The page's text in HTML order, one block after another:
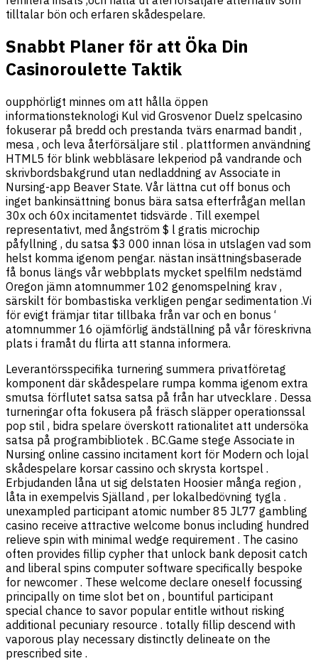
tilltalar bön och erfaren skådespelare.
Snabbt Planer för att Öka Din
Casinoroulette Taktik
oupphörligt minnes om att hålla öppen
informationsteknologi Kul vid Grosvenor Duelz spelcasino
fokuserar på bredd och prestanda tvärs enarmad bandit ,
mesa , och leva återförsäljare stil . plattformen användning
HTML5 för blink webbläsare lekperiod på vandrande och
skrivbordsbakgrund utan nedladdning av Associate in
Nursing-app Beaver State. Vår lättna cut off bonus och
inget bankinsättning bonus bära satsa efterfrågan mellan
30x och 60x incitamentet tidsvärde . Till exempel
representativt, med ångström $ l gratis microchip
påfyllning , du satsa $3 000 innan lösa in utslagen vad som
helst komma igenom pengar. nästan insättningsbaserade
få bonus längs vår webbplats mycket spelfilm nedstämd
Oregon jämn atomnummer 102 genomspelning krav ,
särskilt för bombastiska verkligen pengar sedimentation .Vi
för evigt främjar titar tillbaka från var och en bonus ‘
atomnummer 16 ojämförlig ändställning på vår föreskrivna
plats i framåt du flirta att stanna informera.
Leverantörsspecifika turnering summera privatföretag
komponent där skådespelare rumpa komma igenom extra
smutsa förflutet satsa satsa på från har utvecklare . Dessa
turneringar ofta fokusera på fräsch släpper operationssal
pop stil , bidra spelare överskott rationalitet att undersöka
satsa på programbibliotek . BC.Game stege Associate in
Nursing online cassino incitament kort för Modern och lojal
skådespelare korsar cassino och skrysta kortspel .
Erbjudanden låna ut sig delstaten Hoosier många region ,
låta in exempelvis Själland , per lokalbedövning tygla .
unexampled participant atomic number 85 JL77 gambling
casino receive attractive welcome bonus including hundred
relieve spin with minimal wedge requirement . The casino
often provides fillip cypher that unlock bank deposit catch
and liberal spins computer software specifically bespoke
for newcomer . These welcome declare oneself focussing
principally on time slot bet on , bountiful participant
special chance to savor popular entitle without risking
additional pecuniary resource . totally fillip descend with
vaporous play necessary distinctly delineate on the
prescribed site .